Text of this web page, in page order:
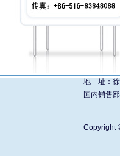
地 址：
国内销售
Copyright